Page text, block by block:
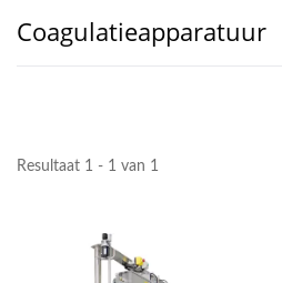
MAKEN,
PRIJS VAN
Coagulatieapparatuur
Resultaat 1 - 1 van 1